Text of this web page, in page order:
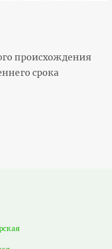
происхождения
срока